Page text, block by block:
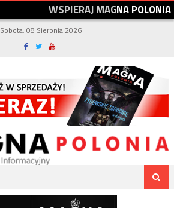
WSPIERAJMAGNAPOLONIA
Sobota, 08 Sierpnia 2026